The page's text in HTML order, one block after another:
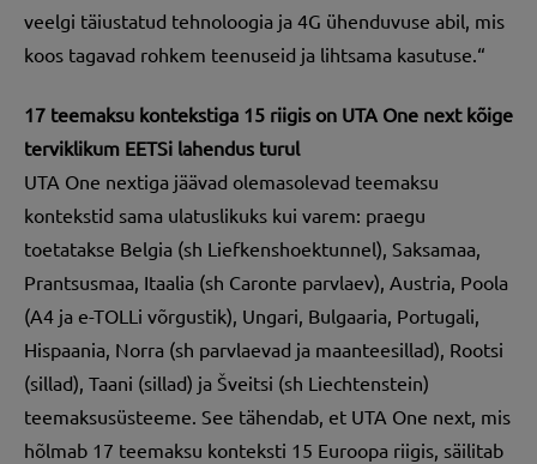
veelgi täiustatud tehnoloogia ja 4G ühenduvuse abil, mis
koos tagavad rohkem teenuseid ja lihtsama kasutuse.“
17 teemaksu kontekstiga 15 riigis on UTA One next kõige
terviklikum EETSi lahendus turul
UTA One nextiga jäävad olemasolevad teemaksu
kontekstid sama ulatuslikuks kui varem: praegu
toetatakse Belgia (sh Liefkenshoektunnel), Saksamaa,
Prantsusmaa, Itaalia (sh Caronte parvlaev), Austria, Poola
(A4 ja e-TOLLi võrgustik), Ungari, Bulgaaria, Portugali,
Hispaania, Norra (sh parvlaevad ja maanteesillad), Rootsi
(sillad), Taani (sillad) ja Šveitsi (sh Liechtenstein)
teemaksusüsteeme. See tähendab, et UTA One next, mis
hõlmab 17 teemaksu konteksti 15 Euroopa riigis, säilitab